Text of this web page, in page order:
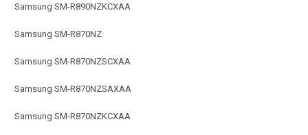
Samsung SM-R890NZKCXAA
Samsung SM-R870NZ
Samsung SM-R870NZSCXAA
Samsung SM-R870NZSAXAA
Samsung SM-R870NZKCXAA